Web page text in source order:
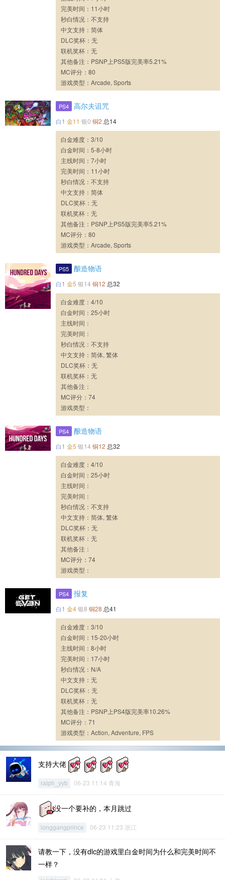
完美时间：11小时
秒白情况：不支持
中文支持：简体
DLC奖杯：无
联机奖杯：无
其他备注：PSNP上PS5版完美率5.21%
MC评分：80
游戏类型：Arcade, Sports
PS4 高尔夫诅咒
白1 金11 银0 铜2 总14
白金难度：3/10
白金时间：5-8小时
主线时间：7小时
完美时间：11小时
秒白情况：不支持
中文支持：简体
DLC奖杯：无
联机奖杯：无
其他备注：PSNP上PS5版完美率5.21%
MC评分：80
游戏类型：Arcade, Sports
PS5 酿造物语
白1 金5 银14 铜12 总32
白金难度：4/10
白金时间：25小时
主线时间：
完美时间：
秒白情况：不支持
中文支持：简体, 繁体
DLC奖杯：无
联机奖杯：无
其他备注：
MC评分：74
游戏类型：
PS4 酿造物语
白1 金5 银14 铜12 总32
白金难度：4/10
白金时间：25小时
主线时间：
完美时间：
秒白情况：不支持
中文支持：简体, 繁体
DLC奖杯：无
联机奖杯：无
其他备注：
MC评分：74
游戏类型：
PS4 报复
白1 金4银8 铜28 总41
白金难度：3/10
白金时间：15-20小时
主线时间：8小时
完美时间：17小时
秒白情况：N/A
中文支持：无
DLC奖杯：无
联机奖杯：无
其他备注：PSNP上PS4版完美率10.26%
MC评分：71
游戏类型：Action, Adventure, FPS
支持大佬
ralph_yyb 06-23 11:14 青海
没一个要补的，本月跳过
longgangprince 06-23 11:23 浙江
请教一下，没有dlc的游戏里白金时间为什么和完美时间不
一样？